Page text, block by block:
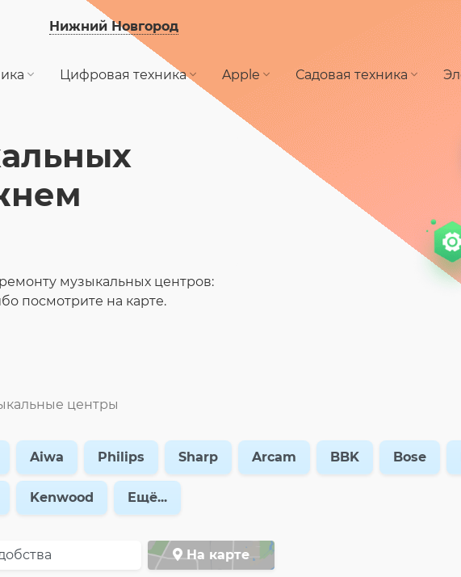
Нижний Новгород
Цифровая техника Apple Садовая техника
музыкальных центров:
посмотрите на карте.
центры
Aiwa Philips Sharp Arcam BBK Bose
Kenwood Ещё...
На карте